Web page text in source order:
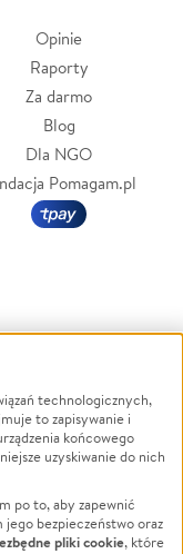
Opinie
Raporty
Za darmo
Blog
Dla NGO
Pomagam.pl
Powódź
Wichura
NGO
Edukacja
Podróż
technologicznych,
to zapisywanie i
końcowego
uzyskiwanie do nich
po to, aby zapewnić
jego bezpieczeństwo oraz
pliki cookie, które